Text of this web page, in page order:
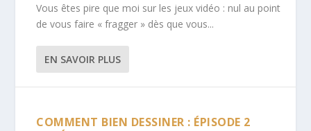
Vous êtes pire que moi sur les jeux vidéo : nul au point
de vous faire « fragger » dès que vous...
EN SAVOIR PLUS
COMMENT BIEN DESSINER : ÉPISODE 2